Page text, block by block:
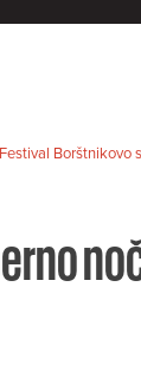
Borštnikovo